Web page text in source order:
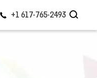
+1 617-765-2493